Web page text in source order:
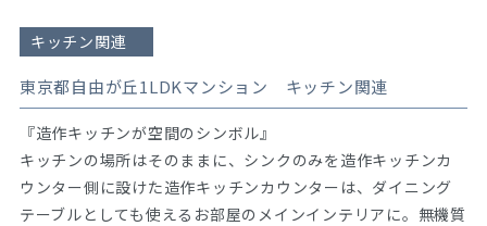
キッチン関連
東京都自由が丘1LDKマンション キッチン関連
『造作キッチンが空間のシンボル』
キッチンの場所はそのままに、シンクのみを造作キッチンカ
ウンター側に設けた造作キッチンカウンターは、ダイニング
テーブルとしても使えるお部屋のメインインテリアに。無機質